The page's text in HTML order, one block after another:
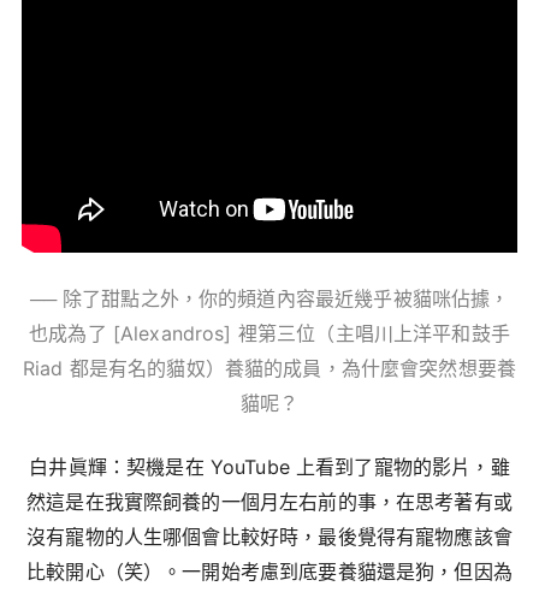
── 除了甜點之外，你的頻道內容最近幾乎被貓咪佔據，
也成為了 [Alexandros] 裡第三位（主唱川上洋平和鼓手
Riad 都是有名的貓奴）養貓的成員，為什麼會突然想要養
貓呢？
白井眞輝：契機是在 YouTube 上看到了寵物的影片，雖
然這是在我實際飼養的一個月左右前的事，在思考著有或
沒有寵物的人生哪個會比較好時，最後覺得有寵物應該會
比較開心（笑）。一開始考慮到底要養貓還是狗，但因為